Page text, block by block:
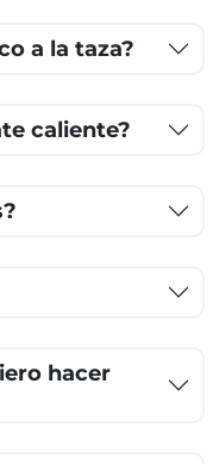
a la taza?
caliente?
hacer